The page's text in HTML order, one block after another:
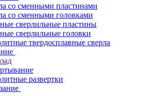
со сменными пластинами
со сменными головками
сверлильные пластины
сверлильные головки
твердосплавные сверла
развертки